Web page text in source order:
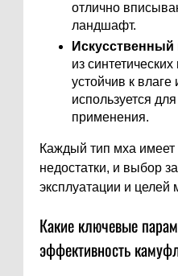
отлично
ландшафт.
Искусственный
из
устойчив к влаге
используется
применения.
Каждый тип мха
недостатки, и выбор
эксплуатации и целей
Какие ключевые
эффективность